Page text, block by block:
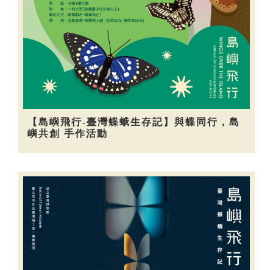
【島嶼飛行-臺灣蝶蛾生存記】與蝶同行，島
嶼共創 手作活動